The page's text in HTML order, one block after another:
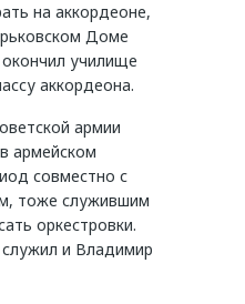
на аккордеоне,
Доме
училище
аккордеона.
армии
армейском
совместно с
тоже служившим
оркестровки.
и Владимир